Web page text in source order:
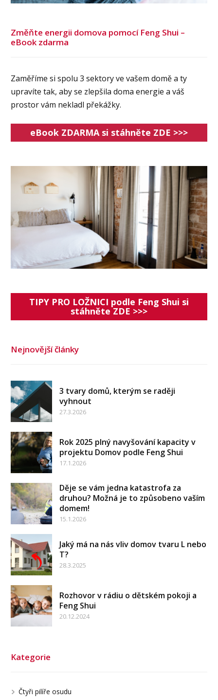
Změňte energii domova pomocí Feng Shui –
eBook zdarma
Zaměříme si spolu 3 sektory ve vašem domě a ty
upravíte tak, aby se zlepšila doma energie a váš
prostor vám nekladl překážky.
eBook ZDARMA si stáhněte ZDE >>>
TIPY PRO LOŽNICI podle Feng Shui si
stáhněte ZDE >>>
Nejnovější články
3 tvary domů, kterým se raději
vyhnout
27.3.2026
Rok 2025 plný navyšování kapacity v
projektu Domov podle Feng Shui
17.1.2026
Děje se vám jedna katastrofa za
druhou? Možná je to způsobeno vaším
domem!
15.1.2026
Jaký má na nás vliv domov tvaru L nebo
T?
28.3.2025
Rozhovor v rádiu o dětském pokoji a
Feng Shui
20.12.2024
Kategorie
Čtyři pilíře osudu